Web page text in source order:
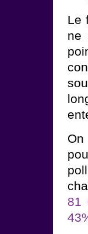
Le
ne
81